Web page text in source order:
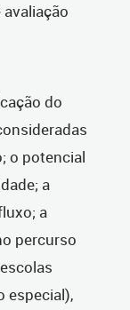
do
o potencial
a
a
percurso
especial),